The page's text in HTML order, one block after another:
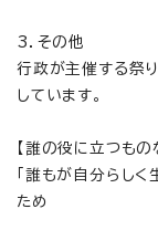
3．その他
行政が主催する祭り
しています。
【誰の役に立つもの
「誰もが自分らし
ため